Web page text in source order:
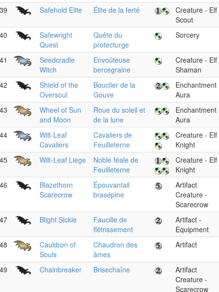
Safehold Elite Élite de la ferté
Creature - Elf
Scout
Safewright
Quest
Quête du
protecturge
Sorcery
Seedcradle
Witch
Envoûteuse
bercegraine
Creature - Elf
Shaman
Shield of the
Oversoul
Bouclier de la
Gouve
Enchantment
Aura
Wheel of Sun
and Moon
Roue du soleil et
de la lune
Enchantment
Aura
Wilt-Leaf
Cavaliers
Cavaliers de
Feuilleterne
Creature - Elf
Knight
Wilt-Leaf Liege
Noble féale de
Feuilleterne
Creature - Elf
Knight
Blazethorn
Scarecrow
Épouvantail
brasépine
Artifact
Creature -
Scarecrow
Blight Sickle
Faucille de
flétrissement
Artifact -
Equipment
Cauldron of
Souls
Chaudron des
âmes
Artifact
Chainbreaker Brisechaîne
Artifact
Creature -
Scarecrow